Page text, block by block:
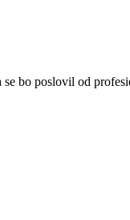
bo poslovil od